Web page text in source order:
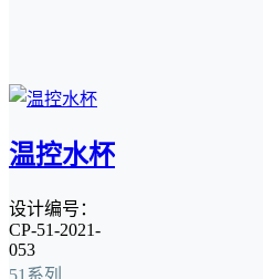
温控水杯
设计编号：
CP-51-2021-
053
51系列